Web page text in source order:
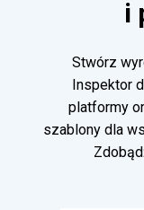
i
Stwórz
Inspektor
platformy
szablony dla